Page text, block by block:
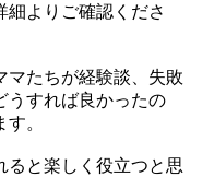
細よりご確認くださ
マたちが経験談、失敗
うすれば良かったの
。
ると楽しく役立つと思